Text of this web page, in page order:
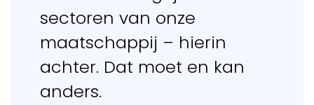
sectoren van onze
maatschappij – hierin
achter. Dat moet en kan
anders.
Nederland
info@vdcbase.com